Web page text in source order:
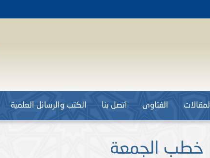
المقالات الفتاوى اتصل بنا الكتب والرسائل العلمية
خطب الجمعة